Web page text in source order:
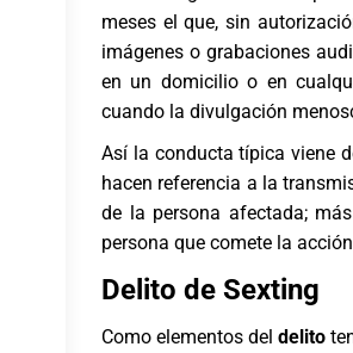
meses el que, sin
imágenes o grabaciones
en un domicilio o en
cuando la divulgación
Así la conducta típica viene
hacen referencia a la
de la persona afectada;
persona que comete la
Delito de Sexting
Como elementos del delito